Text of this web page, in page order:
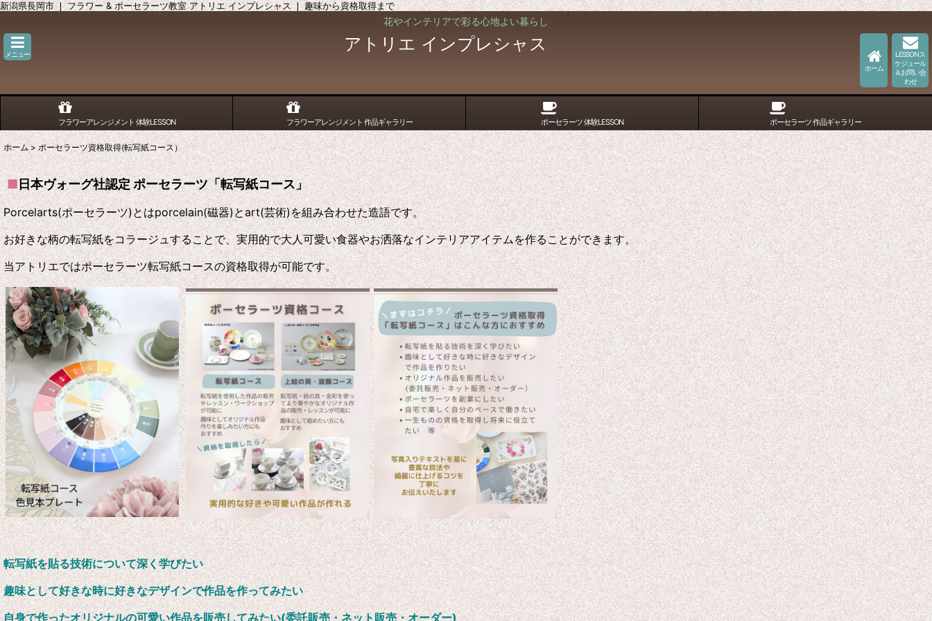
新潟県長岡市 ❘ フラワー & ポーセラーツ教室 アトリエ インプレシャス ❘ 趣味から資格取得まで
花やインテリアで彩る心地よい暮らし
メニュー アトリエ インプレシャス
ホーム
LESSONス
ケジュール
＆お問い合
わせ
フラワーアレンジメント 体験LESSON フラワーアレンジメント 作品ギャラリー ポーセラーツ 体験LESSON ポーセラーツ 作品ギャラリー
ホーム > ポーセラーツ資格取得(転写紙コース）
■日本ヴォーグ社認定 ポーセラーツ「転写紙コース」
Porcelarts(ポーセラーツ)とはporcelain(磁器)とart(芸術)を組み合わせた造語です。
お好きな柄の転写紙をコラージュすることで、実用的で大人可愛い食器やお洒落なインテリアアイテムを作ることができます。
当アトリエではポーセラーツ転写紙コースの資格取得が可能です。
転写紙を貼る技術について深く学びたい
趣味として好きな時に好きなデザインで作品を作ってみたい
自身で作ったオリジナルの可愛い作品を販売してみたい(委託販売・ネット販売・オーダー)